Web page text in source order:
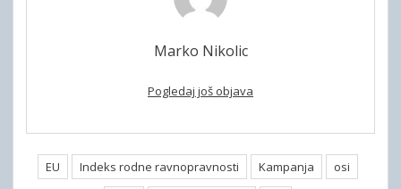
Marko Nikolic
Pogledaj još objava
EU Indeks rodne ravnopravnosti Kampanja
osi